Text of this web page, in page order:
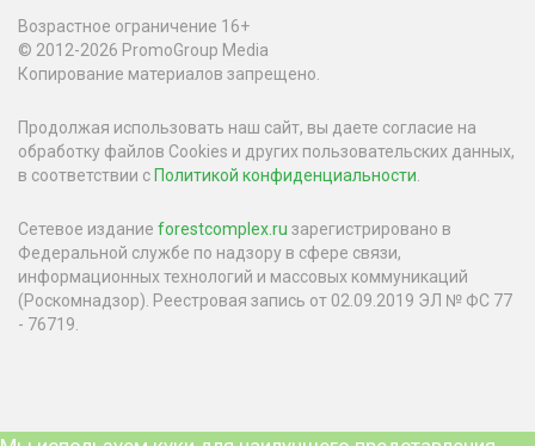
Возрастное ограничение 16+
© 2012-2026 PromoGroup Media
Копирование материалов запрещено.
Продолжая использовать наш сайт, вы даете согласие на
обработку файлов Cookies и других пользовательских данных,
в соответствии сПолитикой конфиденциальности
Сетевое издание forestcomplex.ru зарегистрировано в
Федеральной службе по надзору в сфере связи,
информационных технологий и массовых коммуникаций
(Роскомнадзор). Реестровая запись от 02.09.2019 ЭЛ № ФС 77
- 76719.